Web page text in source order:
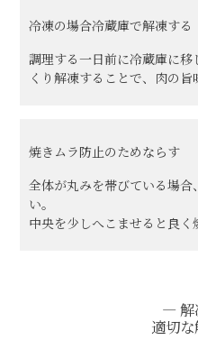
冷凍の場合冷蔵庫で解凍する
調理する一日前に冷蔵庫に
くり解凍することで、肉の旨
焼きムラ防止のためならす
全体が丸みを帯びている場
い。
中央を少しへこませると良く
― 解
適切